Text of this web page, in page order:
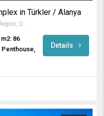
in Türkler / Alanya
m2: 86
Details